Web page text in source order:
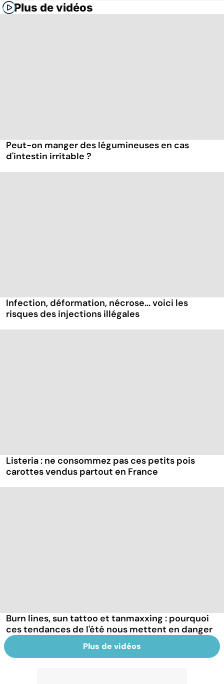
Plus de vidéos
Peut-on manger des légumineuses en cas
d'intestin irritable ?
Infection, déformation, nécrose... voici les
risques des injections illégales
Listeria : ne consommez pas ces petits pois
carottes vendus partout en France
Burn lines, sun tattoo et tanmaxxing : pourquoi
ces tendances de l'été nous mettent en danger
Plus de vidéos